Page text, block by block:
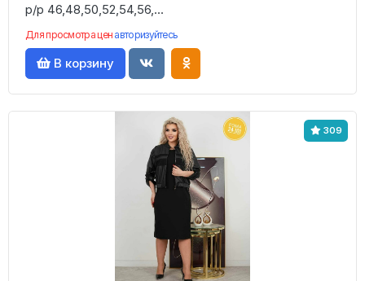
р/р 46,48,50,52,54,56,...
Для просмотра цен авторизуйтесь
В корзину
309